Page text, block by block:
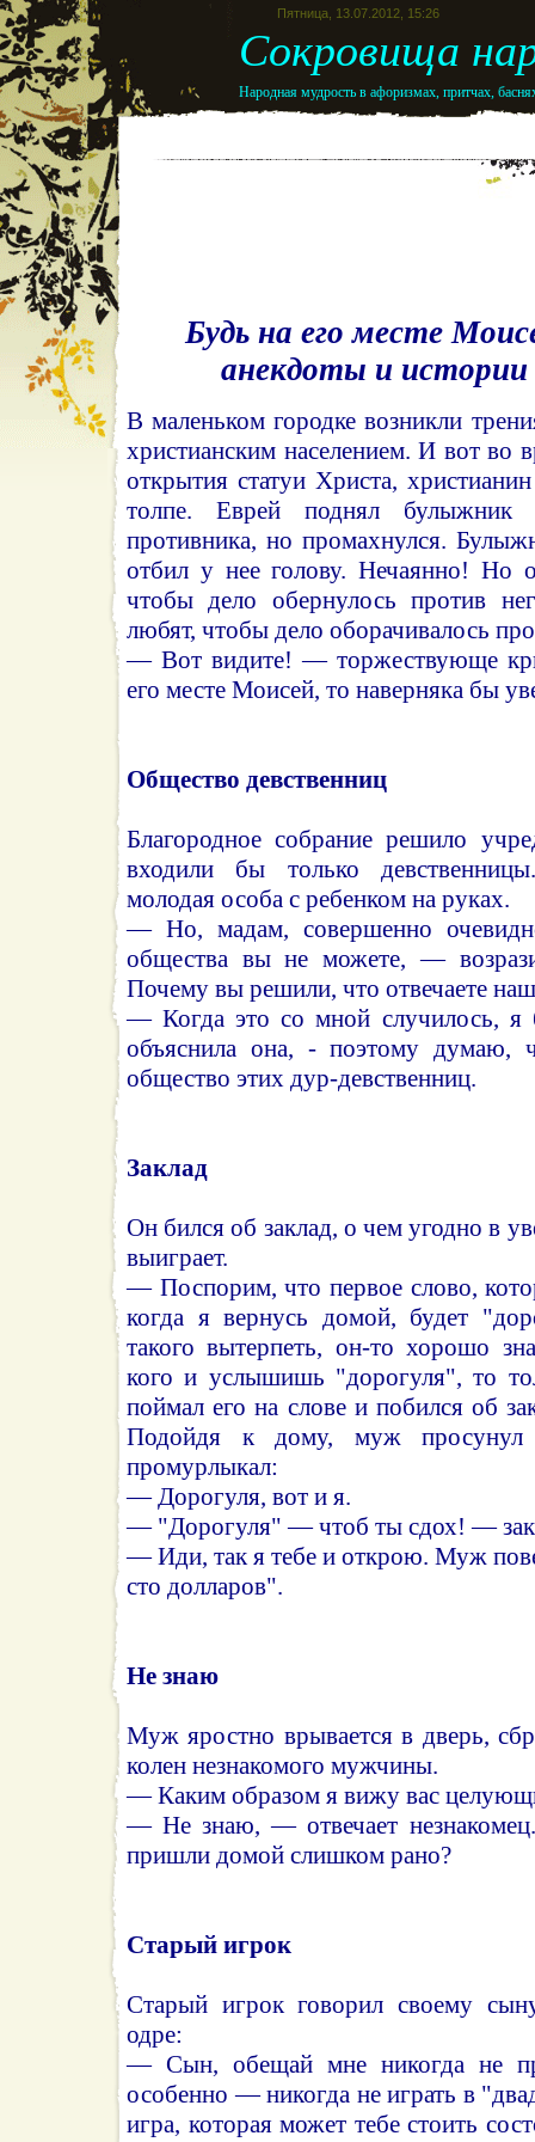
Пятница, 13.07.2012, 15:26
Сокровища
Народная мудрость в афоризмах, притчах,
Будь на его месте
анекдоты и
В маленьком городке возникли
христианским населением. И вот во
открытия статуи Христа,
толпе. Еврей поднял
противника, но промахнулся.
отбил у нее голову. Нечаянно! Но
чтобы дело обернулось против
любят, чтобы дело оборачивалось
— Вот видите! — торжествующе
его месте Моисей, то наверняка бы
Общество девственниц
Благородное собрание решило
входили бы только
молодая особа с ребенком на руках.
— Но, мадам, совершенно
общества вы не можете, —
Почему вы решили, что отвечаете
— Когда это со мной случилось,
объяснила она, - поэтому думаю,
общество этих дур-девственниц.
Заклад
Он бился об заклад, о чем угодно в
выиграет.
— Поспорим, что первое слово,
когда я вернусь домой, будет
такого вытерпеть, он-то хорошо
кого и услышишь "дорогуля", то
поймал его на слове и побился об
Подойдя к дому, муж
промурлыкал:
— Дорогуля, вот и я.
— "Дорогуля" — чтоб ты сдох! —
— Иди, так я тебе и открою. Муж
сто долларов".
Не знаю
Муж яростно врывается в дверь,
колен незнакомого мужчины.
— Каким образом я вижу вас
— Не знаю, — отвечает
пришли домой слишком рано?
Старый игрок
Старый игрок говорил своему
одре:
— Сын, обещай мне никогда не
особенно — никогда не играть в
игра, которая может тебе стоить